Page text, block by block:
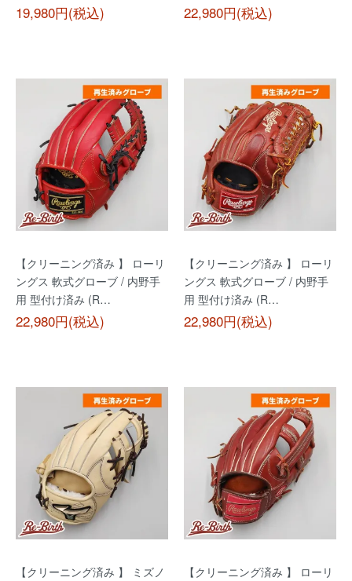
19,980円(税込) 22,980円(税込)
【クリーニング済み 】 ローリ
ングス 軟式グローブ / 内野手
用 型付け済み (R…
22,980円(税込)
【クリーニング済み 】 ローリ
ングス 軟式グローブ / 内野手
用 型付け済み (R…
22,980円(税込)
【クリーニング済み 】 ミズノ
【クリーニング済み 】 ローリ